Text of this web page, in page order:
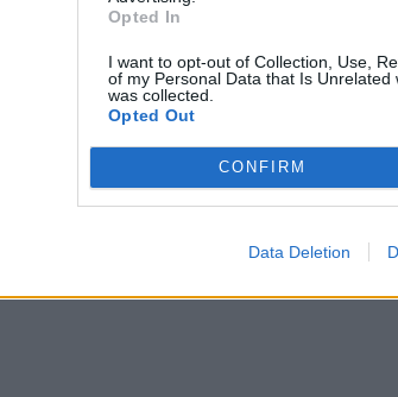
Opted In
I want to opt-out of Collection, Use,
of my Personal Data that Is
was collected.
Opted Out
CONFIRM
Data Deletion